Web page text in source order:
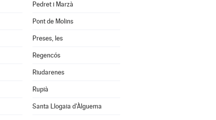
Pedret i Marzà
Pont de Molins
Preses, les
Regencós
Riudarenes
Rupià
Santa Llogaia d'Àlguema